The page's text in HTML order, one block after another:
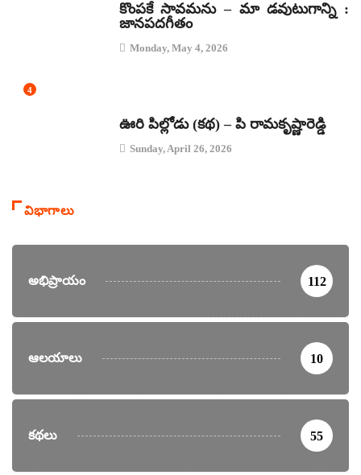
కొంపకే సావమను – మా డవుటుగాన్ని :
జానపదగీతం
Monday, May 4, 2026
4
ఊరి పిల్లోడు (కథ) – పి రామకృష్ణారెడ్డి
Sunday, April 26, 2026
విభాగాలు
అభిప్రాయం 112
ఆలయాలు 10
కథలు 55